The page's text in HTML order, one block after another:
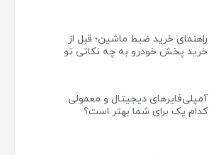
راهنمای خرید ضبط ماشین؛ قبل از
خرید پخش خودرو به چه نکاتی تو
آمپلی‌فایرهای دیجیتال و معمولی:
کدام یک برای شما بهتر است؟